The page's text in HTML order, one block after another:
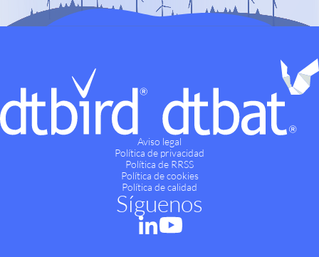
Aviso legal
Política de privacidad
Política de RRSS
Política de cookies
Política de calidad
Síguenos